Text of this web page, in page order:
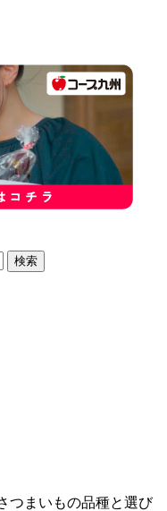
検索
つまいもの品種と選び